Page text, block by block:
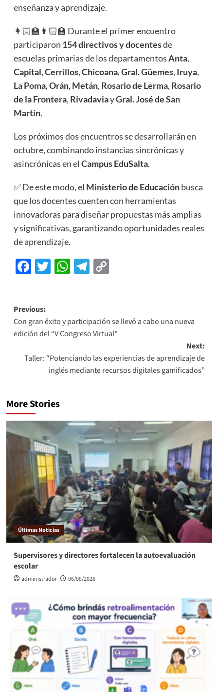
enseñanza y aprendizaje.
👩🏻‍🏫👨🏻‍🏫 Durante el primer encuentro
participaron 154 directivos y docentesde
escuelas primarias de los departamentosAnta,
Capital,Cerrillos,Chicoana,Gral. Güemes, Iruya,
La Poma,Orán, Metán, Rosario de Lerma, Rosario
de la Frontera, RivadaviayGral. José de San
Martín.
Los próximos dos encuentros se desarrollarán en
octubre, combinando instancias sincrónicas y
asincrónicas en el Campus EduSalta.
✅ De este modo, el Ministerio de Educaciónbusca
que los docentes cuenten con herramientas
innovadoras para diseñar propuestas más amplias
y significativas, garantizando oportunidades reales
de aprendizaje.
Facebook
Twitter
WhatsApp
Telegram
Copy
Previous:
Con gran éxito y participación se llevó a cabo una nueva
edición del “V Congreso Virtual”
Next:
Taller: “Potenciando las experiencias de aprendizaje de
inglés mediante recursos digitales gamificados”
More Stories
Últimas Noticias
Supervisores y directores fortalecen la autoevaluación
escolar
administrador 06/08/2026